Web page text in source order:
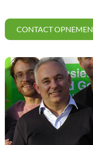
CONTACT OPNEMEN